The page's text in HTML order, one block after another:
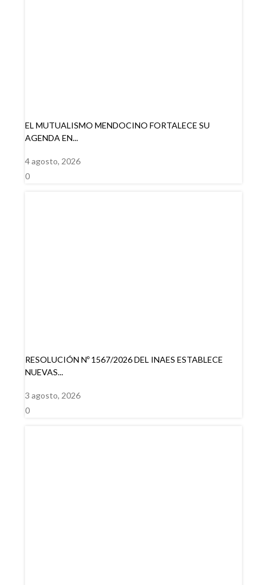
EL MUTUALISMO MENDOCINO FORTALECE SU
AGENDA EN...
4 agosto, 2026
0
RESOLUCIÓN Nº 1567/2026 DEL INAES ESTABLECE
NUEVAS...
3 agosto, 2026
0